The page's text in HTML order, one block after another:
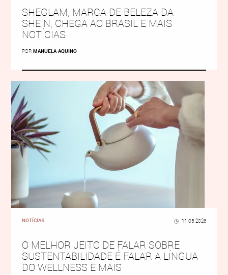
SHEGLAM, MARCA DE BELEZA DA
SHEIN, CHEGA AO BRASIL E MAIS
NOTÍCIAS
POR MANUELA AQUINO
NOTÍCIAS 11 05 2026
O MELHOR JEITO DE FALAR SOBRE
SUSTENTABILIDADE É FALAR A LÍNGUA
DO WELLNESS E MAIS